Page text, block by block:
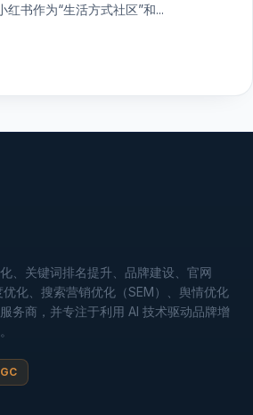
书作为“生活方式社区”和...
、关键词排名提升、品牌建设、官网
化、搜索营销优化（SEM）、舆情优化
务商，并专注于利用 AI 技术驱动品牌增